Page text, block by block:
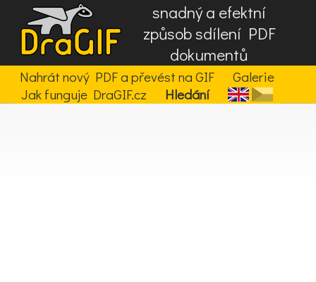
snadný a efektní
způsob sdílení PDF
dokumentů
Nahrát nový PDF a převést na GIF
Galerie
Jak funguje DraGIF.cz
Hledání